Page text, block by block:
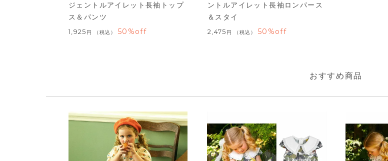
ジェントルアイレット長袖トップ
ス＆パンツ
1,925 税込 50%off
ントルアイレット長袖ロンパース
＆スタイ
2,475 税込 50%off
おすすめ商品